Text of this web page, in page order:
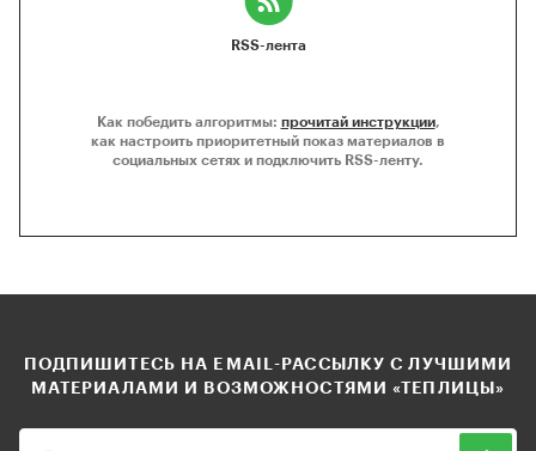
RSS-лента
Как победить алгоритмы: прочитай инструкции,
как настроить приоритетный показ материалов в
социальных сетях и подключить RSS-ленту.
ПОДПИШИТЕСЬ НА EMAIL-РАССЫЛКУ С ЛУЧШИМИ
МАТЕРИАЛАМИ И ВОЗМОЖНОСТЯМИ «ТЕПЛИЦЫ»